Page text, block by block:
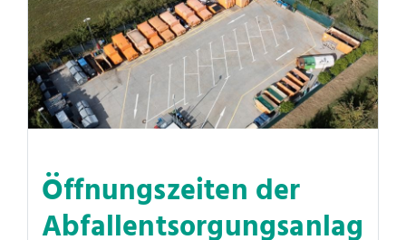
Öffnungszeiten der
Abfallentsorgungsanlag